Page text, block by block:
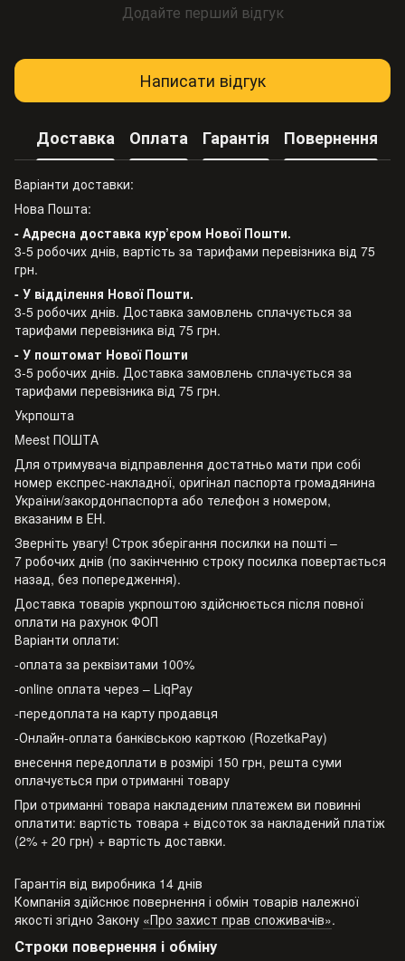
Додайте перший відгук
Написати відгук
Доставка Оплата Гарантія Повернення
Варіанти доставки:
Нова Пошта:
- Адресна доставка кур’єром Нової Пошти.
3-5 робочих днів, вартість за тарифами перевізника від 75
грн.
- У відділення Нової Пошти.
3-5 робочих днів. Доставка замовлень сплачується за
тарифами перевізника від 75 грн.
- У поштомат Нової Пошти
3-5 робочих днів. Доставка замовлень сплачується за
тарифами перевізника від 75 грн.
Укрпошта
Meest ПОШТА
Для отримувача відправлення достатньо мати при собі
номер експрес-накладної, оригінал паспорта громадянина
України/закордонпаспорта або телефон з номером,
вказаним в ЕН.
Зверніть увагу! Строк зберігання посилки на пошті –
7 робочих днів (по закінченню строку посилка повертається
назад, без попередження).
Доставка товарів укрпоштою здійснюється після повної
оплати на рахунок ФОП
Варіанти оплати:
-оплата за реквізитами 100%
-online оплата через – LiqPay
-передоплата на карту продавця
-Онлайн-оплата банківською карткою (RozetkaPay)
внесення передоплати в розмірі 150 грн, решта суми
оплачується при отриманні товару
При отриманні товара накладеним платежем ви повинні
оплатити: вартість товара + відсоток за накладений платіж
(2% + 20 грн) + вартість доставки.
Гарантія від виробника 14 днів
Компанія здійснює повернення і обмін товарів належної
якості згідно Закону «Про захист прав споживачів».
Строки повернення і обміну